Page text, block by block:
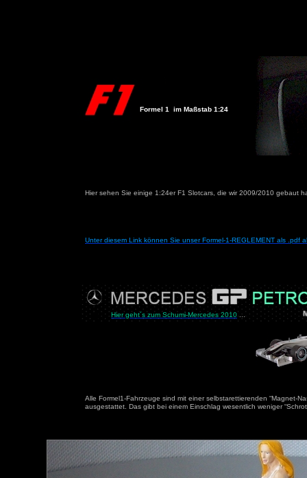
Formel 1 im Maßstab 1:24
Hier sehen Sie einige 1:24er F1 Slotcars, die wir 2009/2010 gebaut
Unter diesem Link können Sie unser Formel-1-REGLEMENT als .pdf
Alle Formel1-Fahrzeuge sind mit einer selbstarettierenden “Magnet-
ausgestattet. Das gibt bei einem Einschlag wesentlich weniger
Hier geht´s zum Schumi-Mercedes 2010...